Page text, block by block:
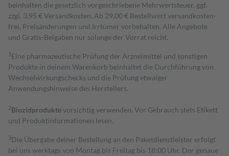
beinhalten die gesetzlich vorgeschriebene Mehrwertsteuer, ggf.
zzgl. 3,95 € Versandkosten. Ab 29,00 € Bestell­wert versand­kosten­
frei. Preisänderungen und Irrtümer vorbehalten. Alle Angebote
und Gratis-Beigaben nur solange der Vorrat reicht.
1 Eine pharmazeutische Prüfung der Arzneimittel und sonstigen
Produkte in deinem Warenkorb beinhaltet die Durchführung von
Wechselwirkungschecks und die Prüfung etwaiger
Anwendungshinweise des Herstellers.
2Biozidproduktevorsichtig verwenden. Vor Gebrauch stets Etikett
und Produktinformationen lesen.
3Die Übergabe deiner Bestellung an den Paketdienstleister erfolgt
bei uns werktags von Montag bis Freitag bis 18:00 Uhr. Der genaue